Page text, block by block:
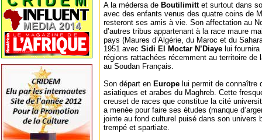
A la médersa de Boutilimitt et surtout dans
avec des enfants venus des quatre coins de
resteront ses amis à vie. Son affectation au
d’autres tribus appartenant à la race maure
pays (Maures d’Algérie, du Maroc et du
1951 avec Sidi El Moctar N’Diaye lui
régions rattachées récemment au territoire de
au Soudan Français.
Son départ en Europe lui permit de connaître
asiatiques et arabes du Maghreb. Cette
creuset de races que constitue la cité
a menée pour faire ses études (manque
jointe au fond culturel puisé dans son univers
trempé et spartiate.